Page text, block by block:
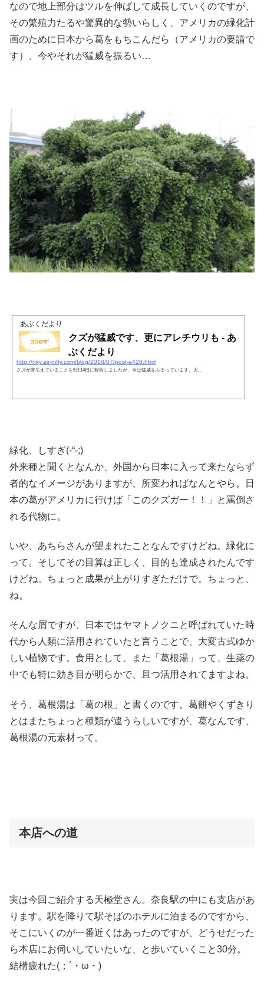
なので地上部分はツルを伸ばして成長していくのですが、
その繁殖力たるや驚異的な勢いらしく、アメリカの緑化計
画のために日本から葛をもちこんだら（アメリカの要請で
す）、今やそれが猛威を振るい…
あぶくだより
クズが猛威です、更にアレチウリも - あ
ぶくだより
http://nky.air-nifty.com/blog/2018/07/post-a420.html
クズが芽生えていることを5月14日に報告しましたが、今は猛威をふるっています。大...
緑化、しすぎ(-“-;)
外来種と聞くとなんか、外国から日本に入って来たならず
者的なイメージがありますが、所変わればなんとやら。日
本の葛がアメリカに行けば「このクズガー！！」と罵倒さ
れる代物に。
いや、あちらさんが望まれたことなんですけどね。緑化に
って。そしてその目算は正しく、目的も達成されたんです
けどね。ちょっと成果が上がりすぎただけで。ちょっと、
ね。
そんな屑ですが、日本ではヤマトノクニと呼ばれていた時
代から人類に活用されていたと言うことで、大変古式ゆか
しい植物です。食用として、また「葛根湯」って、生薬の
中でも特に効き目が明らかで、且つ活用されてますよね。
そう、葛根湯は「葛の根」と書くのです。葛餅やくずきり
とはまたちょっと種類が違うらしいですが、葛なんです、
葛根湯の元素材って。
本店への道
実は今回ご紹介する天極堂さん。奈良駅の中にも支店があ
ります。駅を降りて駅そばのホテルに泊まるのですから、
そこにいくのが一番近くはあったのですが、どうせだった
ら本店にお伺いしていたいな、と歩いていくこと30分。
結構疲れた(；´・ω・)